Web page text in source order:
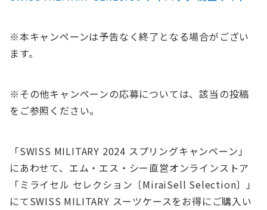
※本キャンペーンは予告なく終了となる場合がござい
ます。
※その他キャンペーンの応募については、該当の投稿
をご参照ください。
「SWISS MILITARY 2024 スプリングキャンペーン」
にあわせて、エム・エス・シー直営オンラインストア
「ミライセル セレクション〔MiraiSell Selection〕」
にてSWISS MILITARY スーツケースをお得にご購入い